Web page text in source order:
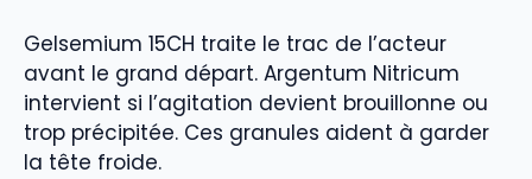
Gelsemium 15CH traite le trac de l’acteur
avant le grand départ. Argentum Nitricum
intervient si l’agitation devient brouillonne ou
trop précipitée. Ces granules aident à garder
la tête froide.